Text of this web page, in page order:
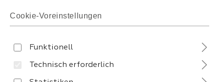
Cookie-Voreinstellungen
Funktionell
Technisch erforderlich